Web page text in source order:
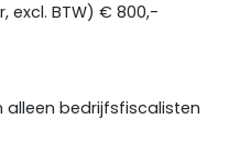
excl. BTW) € 800,-
alleen bedrijfsfiscalisten